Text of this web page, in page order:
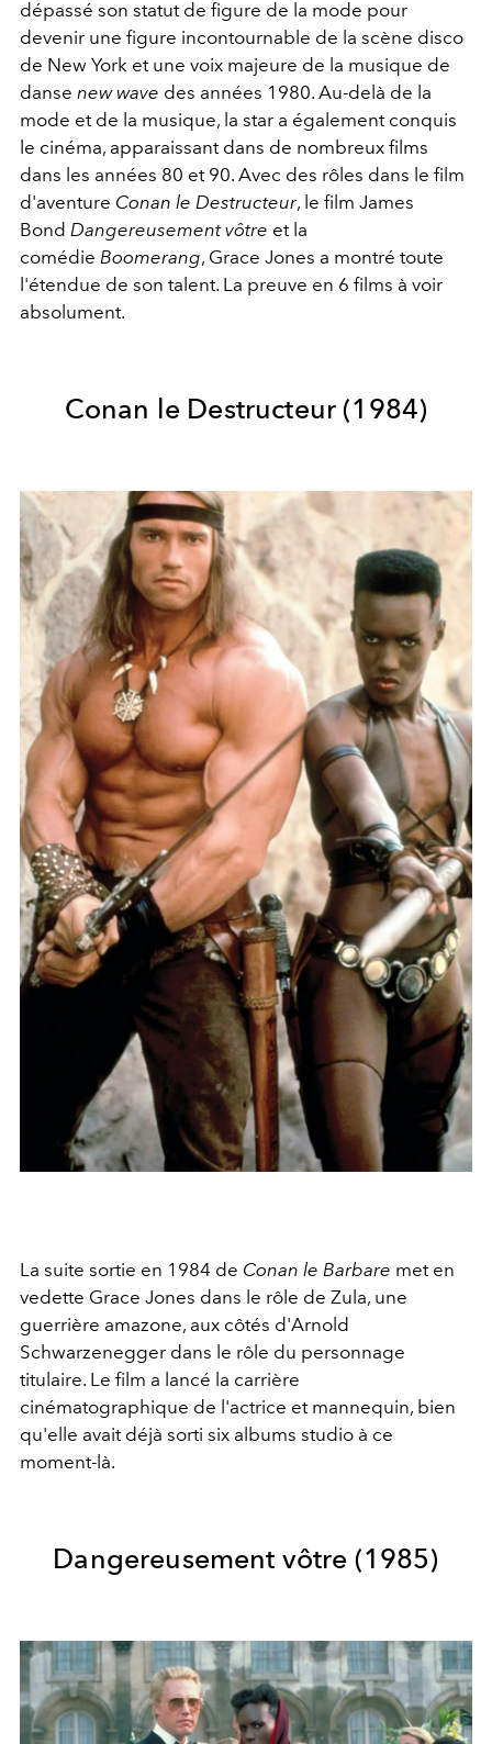
dépassé son statut de figure de la mode pour
devenir une figure incontournable de la scène disco
de New York et une voix majeure de la musique de
danse new wave des années 1980. Au-delà de la
mode et de la musique, la star a également conquis
le cinéma, apparaissant dans de nombreux films
dans les années 80 et 90. Avec des rôles dans le film
d'aventure Conan le Destructeur, le film James
Bond Dangereusement vôtre et la
comédie Boomerang, Grace Jones a montré toute
l'étendue de son talent. La preuve en 6 films à voir
absolument.
Conan le Destructeur (1984)
La suite sortie en 1984 de Conan le Barbare met en
vedette Grace Jones dans le rôle de Zula, une
guerrière amazone, aux côtés d'Arnold
Schwarzenegger dans le rôle du personnage
titulaire. Le film a lancé la carrière
cinématographique de l'actrice et mannequin, bien
qu'elle avait déjà sorti six albums studio à ce
moment-là.
Dangereusement vôtre (1985)